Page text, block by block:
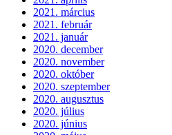
2021. március
2021. február
2021. január
2020. december
2020. november
2020. október
2020. szeptember
2020. augusztus
2020. július
2020. június